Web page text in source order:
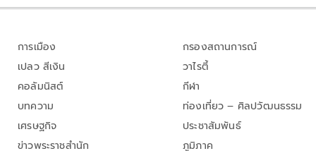
การเมือง
เปลว สีเงิน
คอลัมนิสต์
บทความ
เศรษฐกิจ
ข่าวพระราชสำนัก
กรองสถานการณ์
วาไรตี้
กีฬา
ท่องเที่ยว – ศิลปวัฒนธรรม
ประชาสัมพันธ์
ภูมิภาค